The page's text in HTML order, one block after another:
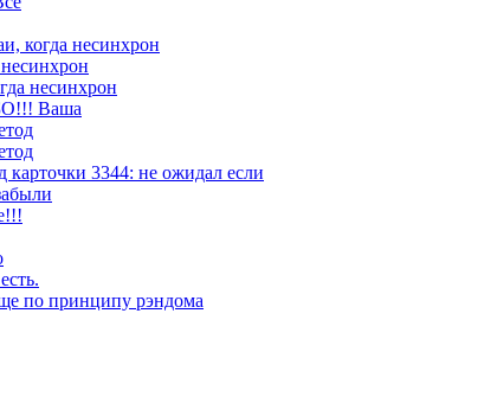
когда несинхрон
несинхрон
Ваша
3344: не ожидал если
по принципу рэндома